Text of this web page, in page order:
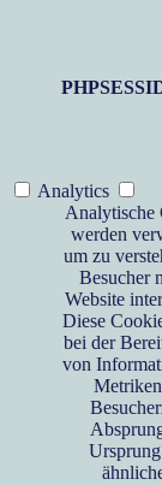
Analytics
Analytische
werden
um zu
Besucher
Website
Diese
bei der
von